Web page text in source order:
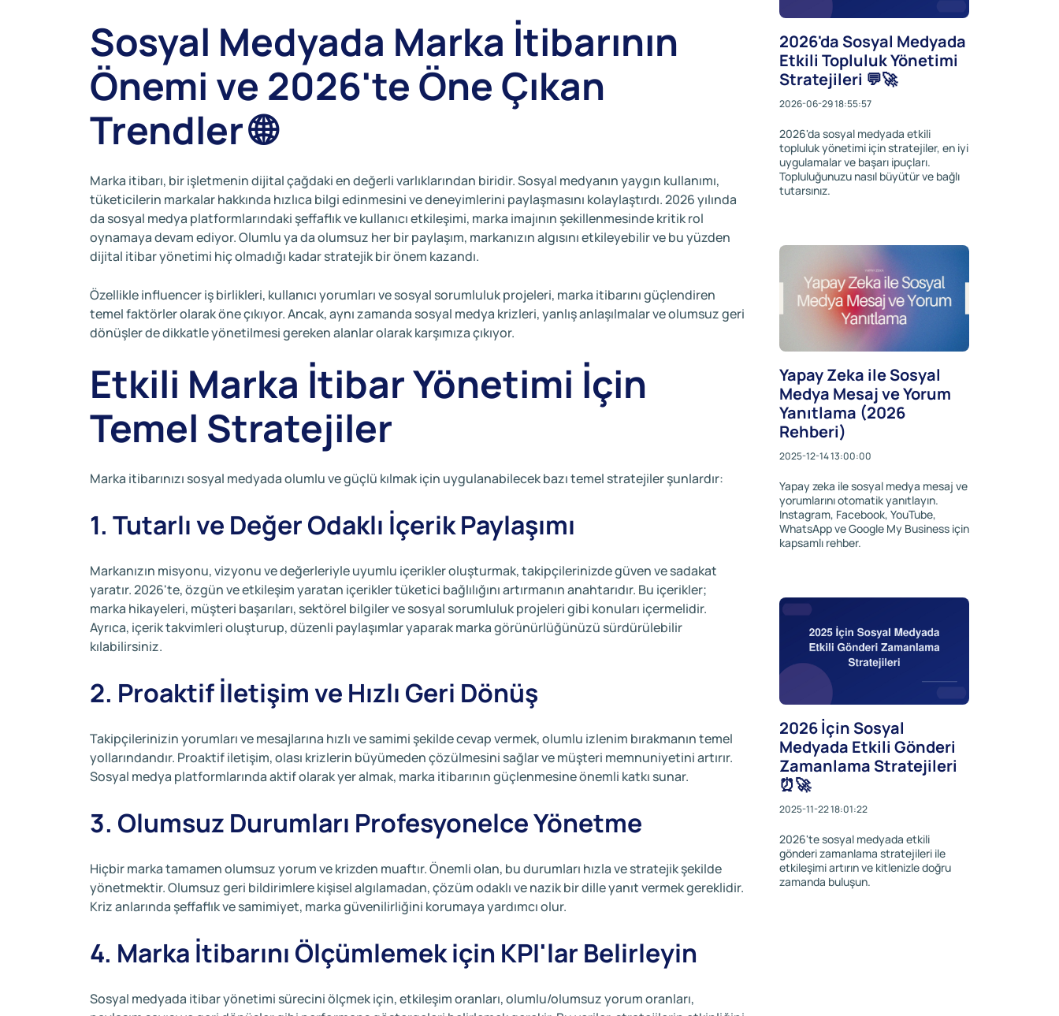
Sosyal Medyada Marka İtibarının
Önemi ve 2026'te Öne Çıkan
Trendler 🌐
Marka itibarı, bir işletmenin dijital çağdaki en değerli varlıklarından biridir. Sosyal medyanın yaygın kullanımı,
tüketicilerin markalar hakkında hızlıca bilgi edinmesini ve deneyimlerini paylaşmasını kolaylaştırdı. 2026 yılında
da sosyal medya platformlarındaki şeffaflık ve kullanıcı etkileşimi, marka imajının şekillenmesinde kritik rol
oynamaya devam ediyor. Olumlu ya da olumsuz her bir paylaşım, markanızın algısını etkileyebilir ve bu yüzden
dijital itibar yönetimi hiç olmadığı kadar stratejik bir önem kazandı.
Özellikle influencer iş birlikleri, kullanıcı yorumları ve sosyal sorumluluk projeleri, marka itibarını güçlendiren
temel faktörler olarak öne çıkıyor. Ancak, aynı zamanda sosyal medya krizleri, yanlış anlaşılmalar ve olumsuz geri
dönüşler de dikkatle yönetilmesi gereken alanlar olarak karşımıza çıkıyor.
Etkili Marka İtibar Yönetimi İçin
Temel Stratejiler
Marka itibarınızı sosyal medyada olumlu ve güçlü kılmak için uygulanabilecek bazı temel stratejiler şunlardır:
1. Tutarlı ve Değer Odaklı İçerik Paylaşımı
Markanızın misyonu, vizyonu ve değerleriyle uyumlu içerikler oluşturmak, takipçilerinizde güven ve sadakat
yaratır. 2026'te, özgün ve etkileşim yaratan içerikler tüketici bağlılığını artırmanın anahtarıdır. Bu içerikler;
marka hikayeleri, müşteri başarıları, sektörel bilgiler ve sosyal sorumluluk projeleri gibi konuları içermelidir.
Ayrıca, içerik takvimleri oluşturup, düzenli paylaşımlar yaparak marka görünürlüğünüzü sürdürülebilir
kılabilirsiniz.
2. Proaktif İletişim ve Hızlı Geri Dönüş
Takipçilerinizin yorumları ve mesajlarına hızlı ve samimi şekilde cevap vermek, olumlu izlenim bırakmanın temel
yollarındandır. Proaktif iletişim, olası krizlerin büyümeden çözülmesini sağlar ve müşteri memnuniyetini artırır.
Sosyal medya platformlarında aktif olarak yer almak, marka itibarının güçlenmesine önemli katkı sunar.
3. Olumsuz Durumları Profesyonelce Yönetme
Hiçbir marka tamamen olumsuz yorum ve krizden muaftır. Önemli olan, bu durumları hızla ve stratejik şekilde
yönetmektir. Olumsuz geri bildirimlere kişisel algılamadan, çözüm odaklı ve nazik bir dille yanıt vermek gereklidir.
Kriz anlarında şeffaflık ve samimiyet, marka güvenilirliğini korumaya yardımcı olur.
4. Marka İtibarını Ölçümlemek için KPI'lar Belirleyin
Sosyal medyada itibar yönetimi sürecini ölçmek için, etkileşim oranları, olumlu/olumsuz yorum oranları,
2026'da Sosyal Medyada
Etkili Topluluk Yönetimi
Stratejileri 💬🚀
2026-06-29 18:55:57
2026'da sosyal medyada etkili
topluluk yönetimi için stratejiler, en iyi
uygulamalar ve başarı ipuçları.
Topluluğunuzu nasıl büyütür ve bağlı
tutarsınız.
Yapay Zeka ile Sosyal
Medya Mesaj ve Yorum
Yanıtlama (2026
Rehberi)
2025-12-14 13:00:00
Yapay zeka ile sosyal medya mesaj ve
yorumlarını otomatik yanıtlayın.
Instagram, Facebook, YouTube,
WhatsApp ve Google My Business için
kapsamlı rehber.
2026 İçin Sosyal
Medyada Etkili Gönderi
Zamanlama Stratejileri
⏰🚀
2025-11-22 18:01:22
2026'te sosyal medyada etkili
gönderi zamanlama stratejileri ile
etkileşimi artırın ve kitlenizle doğru
zamanda buluşun.